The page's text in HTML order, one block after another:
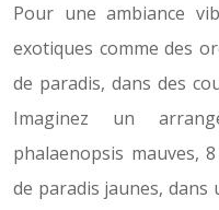
Pour une ambiance
exotiques comme des
de paradis, dans des
Imaginez un
phalaenopsis mauves,
de paradis jaunes, dans